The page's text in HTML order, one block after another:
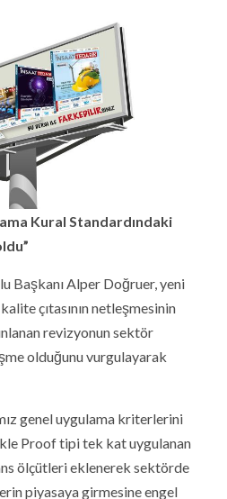
Kural Standardındaki
Başkanı Alper Doğruer, yeni
çıtasının netleşmesinin
revizyonun sektör
olduğunu vurgulayarak
genel uygulama kriterlerini
Proof tipi tek kat uygulanan
ölçütleri eklenerek sektörde
piyasaya girmesine engel